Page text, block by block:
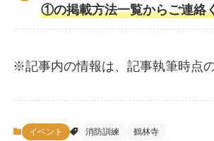
①の掲載方法一覧からご連絡
※記事内の情報は、記事執筆時点の
イベント 消防訓練 鶴林寺